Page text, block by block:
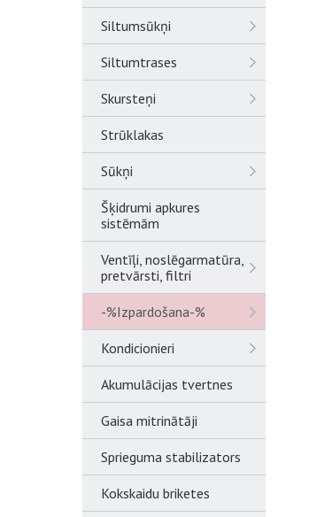
Siltumsūkņi
Siltumtrases
Skursteņi
Strūklakas
Sūkņi
Šķidrumi apkures
sistēmām
Ventīļi, noslēgarmatūra,
pretvārsti, filtri
-%Izpardošana-%
Kondicionieri
Akumulācijas tvertnes
Gaisa mitrinātāji
Sprieguma stabilizators
Kokskaidu briketes